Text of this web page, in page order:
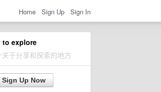
Home Sign Up Sign In
to explore
于分享和探索的地方
Sign Up Now